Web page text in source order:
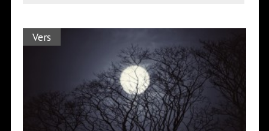
Vers